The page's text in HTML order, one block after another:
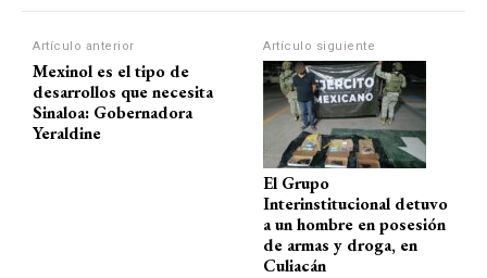
A
p
p
o
o
k
ar
tir
Artículo anterior
Mexinol es el tipo de
desarrollos que necesita
Sinaloa: Gobernadora
Yeraldine
Artículo siguiente
El Grupo
Interinstitucional detuvo
a un hombre en posesión
de armas y droga, en
Culiacán